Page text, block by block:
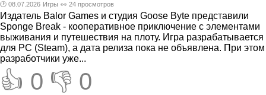
🕑 08.07.2026 Игры 👀 24 просмотров
Издатель Balor Games и студия Goose Byte представили
Sponge Break - кооперативное приключение с элементами
выживания и путешествия на плоту. Игра разрабатывается
для PC (Steam), а дата релиза пока не объявлена. При этом
разработчики уже...
👍 0 👎 0